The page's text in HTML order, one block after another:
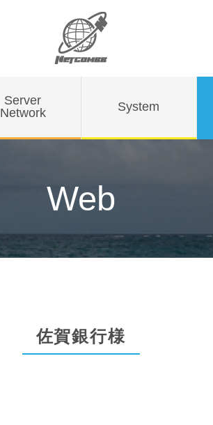
Server
Network
System
Web
佐賀銀行様